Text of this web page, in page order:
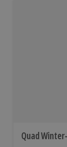
Quad